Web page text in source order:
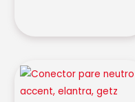
Conector